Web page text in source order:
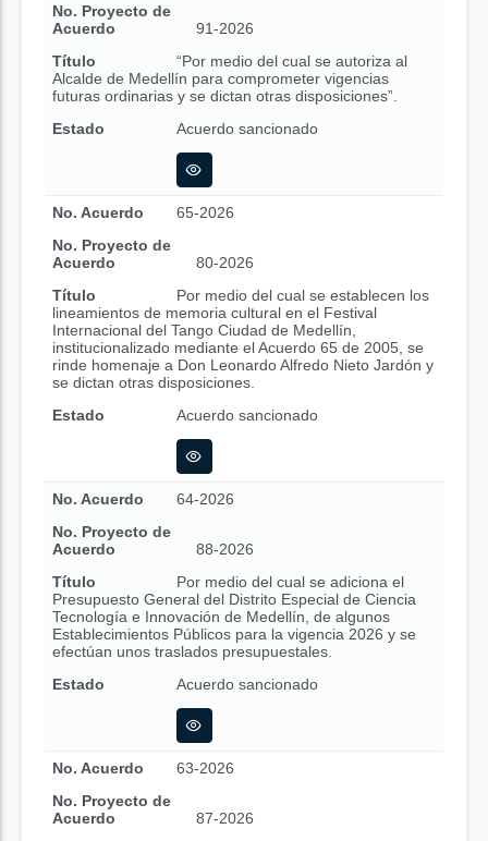
No. Proyecto de
Acuerdo
91-2026
Título
“Por medio del cual se autoriza al
Alcalde de Medellín para comprometer vigencias
futuras ordinarias y se dictan otras disposiciones”.
Estado
Acuerdo sancionado
No. Acuerdo
65-2026
No. Proyecto de
Acuerdo
80-2026
Título
Por medio del cual se establecen los
lineamientos de memoria cultural en el Festival
Internacional del Tango Ciudad de Medellín,
institucionalizado mediante el Acuerdo 65 de 2005, se
rinde homenaje a Don Leonardo Alfredo Nieto Jardón y
se dictan otras disposiciones.
Estado
Acuerdo sancionado
No. Acuerdo
64-2026
No. Proyecto de
Acuerdo
88-2026
Título
Por medio del cual se adiciona el
Presupuesto General del Distrito Especial de Ciencia
Tecnología e Innovación de Medellín, de algunos
Establecimientos Públicos para la vigencia 2026 y se
efectúan unos traslados presupuestales.
Estado
Acuerdo sancionado
No. Acuerdo
63-2026
No. Proyecto de
Acuerdo
87-2026